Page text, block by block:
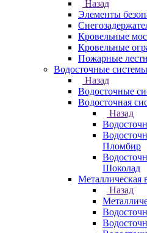
Назад
Элементы
Кровельные
Кровельные
Пожарные
Водосточные системы
Назад
Водосточные
Водосточная
Назад
Пломбир
Шоколад
Металлическая
Назад